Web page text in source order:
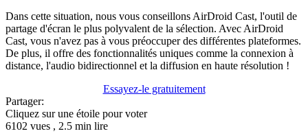
Dans cette situation, nous vous conseillons AirDroid Cast, l'outil de
partage d'écran le plus polyvalent de la sélection. Avec AirDroid
Cast, vous n'avez pas à vous préoccuper des différentes plateformes.
De plus, il offre des fonctionnalités uniques comme la connexion à
distance, l'audio bidirectionnel et la diffusion en haute résolution !
Essayez-le gratuitement
Partager:
Cliquez sur une étoile pour voter
6102 vues , 2.5 min lire